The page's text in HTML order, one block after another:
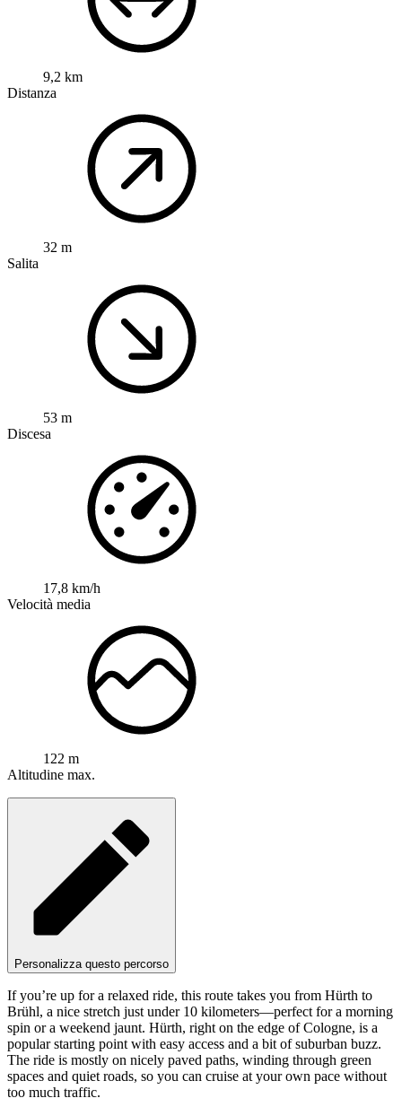
9,2 km
Distanza
32 m
Salita
53 m
Discesa
17,8 km/h
Velocità media
122 m
Altitudine max.
Personalizza questo percorso
If you’re up for a relaxed ride, this route takes you from Hürth to
Brühl, a nice stretch just under 10 kilometers—perfect for a morning
spin or a weekend jaunt. Hürth, right on the edge of Cologne, is a
popular starting point with easy access and a bit of suburban buzz.
The ride is mostly on nicely paved paths, winding through green
spaces and quiet roads, so you can cruise at your own pace without
too much traffic.